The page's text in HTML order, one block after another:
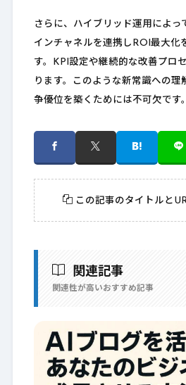
さらに、ハイブリッド運用によっ
インチャネルを連携しROI最大化
す。KPI設定や継続的な改善プロ
ります。このような新常識への理
争優位を築くためには不可欠です。
この記事のタイトルと
関連記事
関連性が高いおすすめ記事